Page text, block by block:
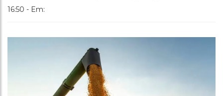
16:50 - Em: